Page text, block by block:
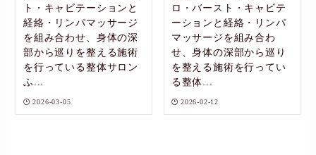
ト・キャビテーションと
経絡・リンパマッサージ
を組み合わせ、身体の深
部から巡りを整える施術
を行っている整体サロン
ふ...
2026-03-05
ロ・バースト・キャビテ
ーションと経絡・リンパ
マッサージを組み合わ
せ、身体の深部から巡り
を整える施術を行ってい
る整体...
2026-02-12